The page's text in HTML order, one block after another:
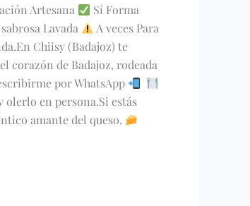
Artesana
Sí Forma
Lavada
A veces Para
Chiisy (Badajoz) te
corazón de Badajoz, rodeada
por WhatsApp
olerlo en persona.Si estás
amante del queso.